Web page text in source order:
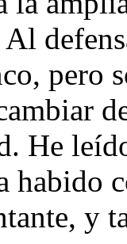
pero
He
habido
y